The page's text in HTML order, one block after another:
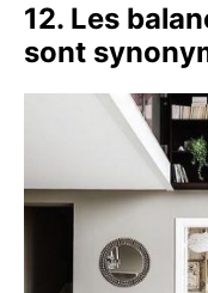
12. Les
sont